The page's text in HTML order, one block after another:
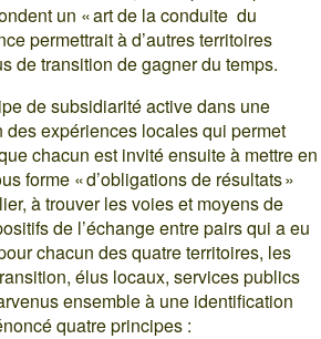
un « art de la conduite du
permettrait à d’autres territoires
de transition de gagner du temps.
de subsidiarité active dans une
des expériences locales qui permet
chacun est invité ensuite à mettre en
forme « d’obligations de résultats »
à trouver les voies et moyens de
de l’échange entre pairs qui a eu
chacun des quatre territoires, les
élus locaux, services publics
ensemble à une identification
quatre principes :